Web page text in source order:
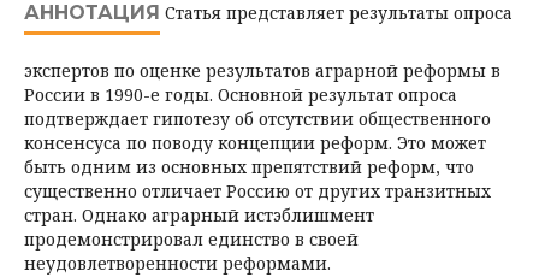
АННОТАЦИЯ Статья представляет результаты опроса
экспертов по оценке результатов аграрной реформы в
России в 1990-е годы. Основной результат опроса
подтверждает гипотезу об отсутствии общественного
консенсуса по поводу концепции реформ. Это может
быть одним из основных препятствий реформ, что
существенно отличает Россию от других транзитных
стран. Однако аграрный истэблишмент
продемонстрировал единство в своей
неудовлетворенности реформами.